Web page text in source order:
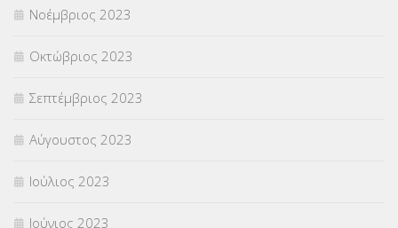
Νοέμβριος 2023
Οκτώβριος 2023
Σεπτέμβριος 2023
Αύγουστος 2023
Ιούλιος 2023
Ιούνιος 2023